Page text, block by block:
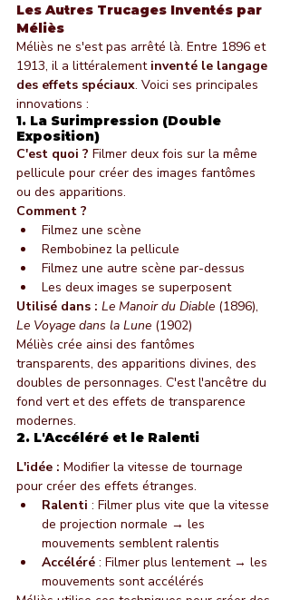
Les Autres Trucages Inventés par
Méliès
Méliès ne s'est pas arrêté là. Entre 1896 et
1913, il a littéralement inventé le langage
des effets spéciaux. Voici ses principales
innovations :
1. La Surimpression (Double
Exposition)
C'est quoi ? Filmer deux fois sur la même
pellicule pour créer des images fantômes
ou des apparitions.
Comment ?
Filmez une scène
Rembobinez la pellicule
Filmez une autre scène par-dessus
Les deux images se superposent
Utilisé dans : Le Manoir du Diable (1896),
Le Voyage dans la Lune (1902)
Méliès crée ainsi des fantômes
transparents, des apparitions divines, des
doubles de personnages. C'est l'ancêtre du
fond vert et des effets de transparence
modernes.
2. L'Accéléré et le Ralenti
L'idée : Modifier la vitesse de tournage
pour créer des effets étranges.
Ralenti : Filmer plus vite que la vitesse
de projection normale → les
mouvements semblent ralentis
Accéléré : Filmer plus lentement → les
mouvements sont accélérés